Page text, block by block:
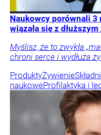
Naukowcy porównali 3
wiązała się z
Myślisz, że to zwykła
chroni serce i wydłuża
ProduktyŻywienie
naukoweProfilaktyka i